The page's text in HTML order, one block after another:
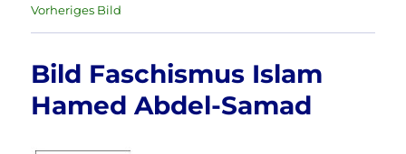
Vorheriges Bild
Bild Faschismus Islam
Hamed Abdel-Samad